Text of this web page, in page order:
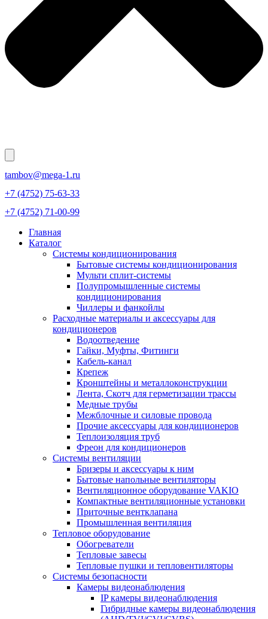
tambov@mega-1.ru
+7 (4752) 75-63-33
+7 (4752) 71-00-99
Главная
Каталог
Системы кондиционирования
Бытовые системы кондиционирования
Мульти сплит-системы
Полупромышленные системы
кондиционирования
Чиллеры и фанкойлы
Расходные материалы и аксессуары для
кондиционеров
Водоотведение
Гайки, Муфты, Фитинги
Кабель-канал
Крепеж
Кронштейны и металлоконструкции
Лента, Скотч для герметизации трассы
Медные трубы
Межблочные и силовые провода
Прочие аксессуары для кондиционеров
Теплоизоляция труб
Фреон для кондиционеров
Системы вентиляции
Бризеры и аксессуары к ним
Бытовые напольные вентиляторы
Вентиляционное оборудование VAKIO
Компактные вентиляционные установки
Приточные вентклапана
Промышленная вентиляция
Тепловое оборудование
Обогреватели
Тепловые завесы
Тепловые пушки и тепловентиляторы
Системы безопасности
Камеры видеонаблюдения
IP камеры видеонаблюдения
Гибридные камеры видеонаблюдения